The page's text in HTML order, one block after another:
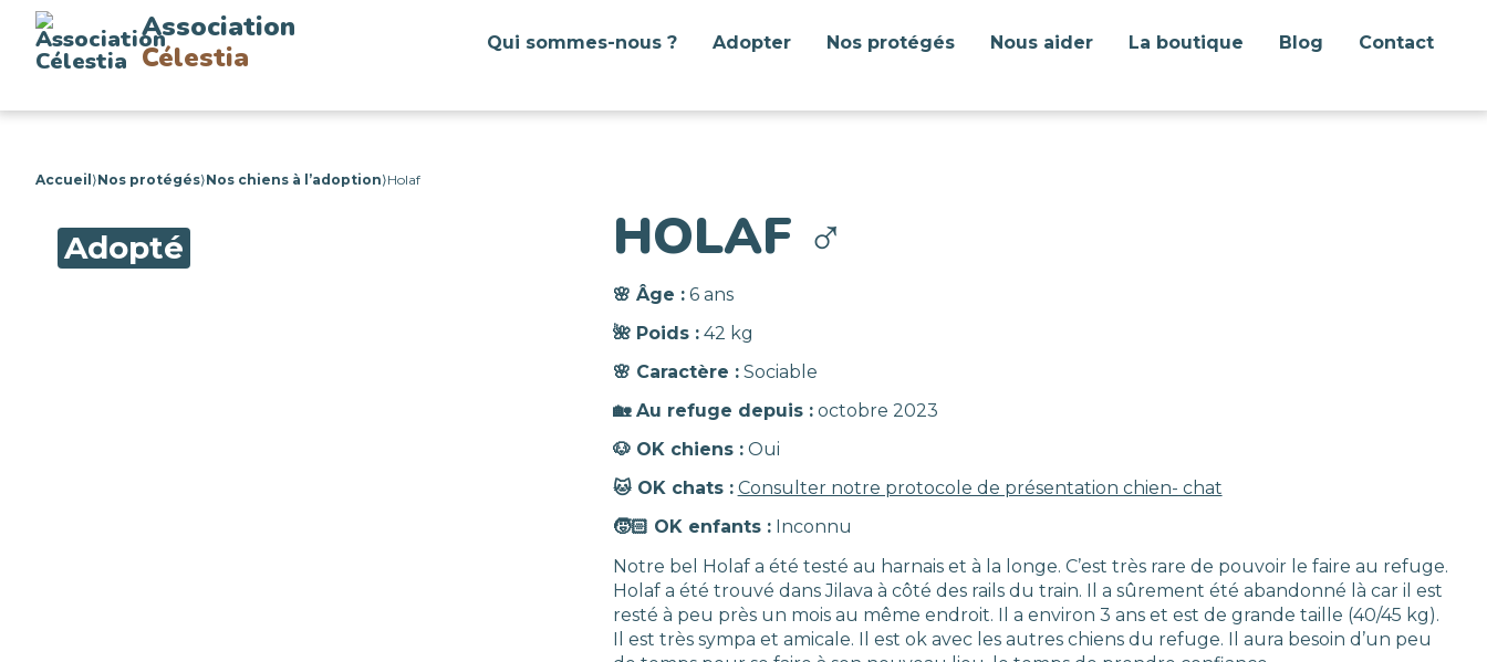
Association
Célestia
Qui sommes-nous ? Adopter Nos protégés Nous aider La boutique Blog Contact
Accueil ⟩Nos protégés⟩Nos chiens à l’adoption⟩Holaf
Adopté HOLAF ♂️
🌸 Âge :6 ans
🌺 Poids :42 kg
🌸 Caractère :Sociable
🏡 Au refuge depuis :octobre 2023
🐶 OK chiens :Oui
🐱 OK chats : Consulter notre protocole de présentation chien- chat
🧒🏻 OK enfants :Inconnu
Notre bel Holaf a été testé au harnais et à la longe. C’est très rare de pouvoir le faire au refuge.
Holaf a été trouvé dans Jilava à côté des rails du train. Il a sûrement été abandonné là car il est
resté à peu près un mois au même endroit. Il a environ 3 ans et est de grande taille (40/45 kg).
Il est très sympa et amicale. Il est ok avec les autres chiens du refuge. Il aura besoin d’un peu